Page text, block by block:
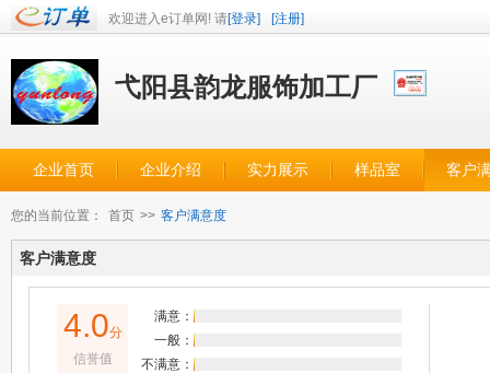
欢迎进入e订单网! 请[登录] [注册]
弋阳县韵龙服饰加工厂
企业首页 企业介绍 实力展示 样品室 客户
您的当前位置： 首页 >> 客户满意度
客户满意度
4.0分
信誉值
满意：
一般：
不满意：